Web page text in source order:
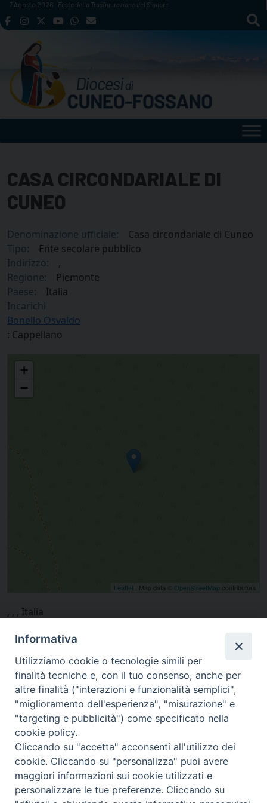
Skip
to
7 Agosto 2026 Festa della Trasfigurazione del Signore
CASA CIRCONDARIALE DI
CUNEO
Denominazione ufficiale:
Casa circondariale di Cuneo
Tipo:
Ente secolare pubblico
Indirizzo:
,
Regione:
Piemonte
Paese:
Italia
Incarichi
Bonello Osvaldo
: Cappellano
+
−
Leaflet | Map data © OpenStreetMap contributors
, , , Italia
via Amedeo Rossi, 28 - 12100 Cuneo
segreteriagenerale@diocesicuneofossano.it
c.f. 96017380047
Informativa
Utilizziamo cookie o tecnologie simili per
finalità tecniche e, con il tuo consenso, anche per
altre finalità ("interazioni e funzionalità semplici",
"miglioramento dell'esperienza", "misurazione" e
"targeting e pubblicità") come specificato nella
cookie policy.
Cliccando su "accetta" acconsenti all'utilizzo dei
cookie. Cliccando su "personalizza" puoi avere
maggiori informazioni sui cookie utilizzati e
personalizzare le tue preferenze. Cliccando su